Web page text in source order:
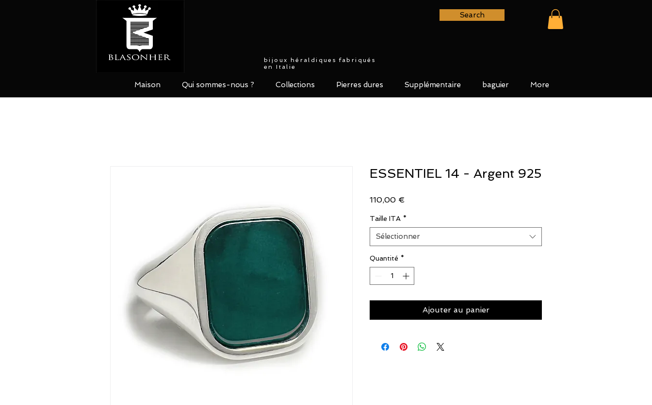
Search
Maison Qui sommes-nous ? Collections Pierres dures Supplémentaire baguier More
ESSENTIEL 14 - Argent 925
110,00 €
Taille ITA *
Sélectionner
Quantité *
Ajouter au panier
bijoux héraldiques fabriqués
en Italie